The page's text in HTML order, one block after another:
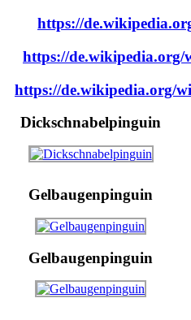
https://
https://
https://de.wikipedia.org/
Dickschnabelpinguin
Gelbaugenpinguin
Gelbaugenpinguin